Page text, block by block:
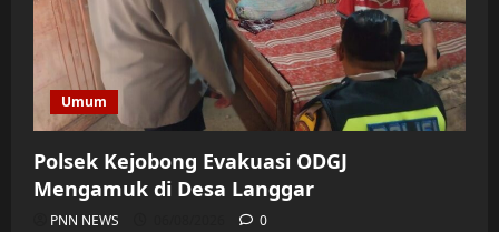
Umum
Polsek Kejobong Evakuasi ODGJ
Mengamuk di Desa Langgar
PNN NEWS 0